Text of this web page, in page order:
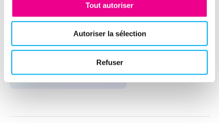
Tout autoriser
Autoriser la sélection
Refuser
Publié par
Clara Bachelet